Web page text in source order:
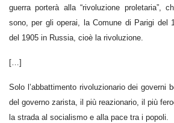
guerra porterà alla “rivoluzione proletaria”,
sono, per gli operai, la Comune di Parigi del
del 1905 in Russia, cioè la rivoluzione.
[…]
Solo l’abbattimento rivoluzionario dei governi
del governo zarista, il più reazionario, il più
la strada al socialismo e alla pace tra i popoli.